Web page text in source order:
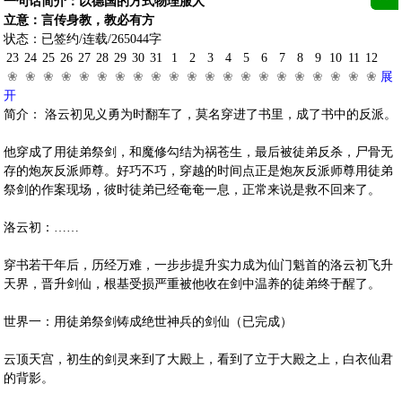
立意：言传身教，教必有方
状态：已签约/连载/265044字
23
❀
24
❀
25
❀
26
❀
27
❀
28
❀
29
❀
30
❀
31
❀
1
❀
2
❀
3
❀
4
❀
5
❀
6
❀
7
❀
8
❀
9
❀
10
❀
11
❀
12
❀ 展
开
简介： 洛云初见义勇为时翻车了，莫名穿进了书里，成了书中的反派。
他穿成了用徒弟祭剑，和魔修勾结为祸苍生，最后被徒弟反杀，尸骨无
存的炮灰反派师尊。好巧不巧，穿越的时间点正是炮灰反派师尊用徒弟
祭剑的作案现场，彼时徒弟已经奄奄一息，正常来说是救不回来了。
洛云初：……
穿书若干年后，历经万难，一步步提升实力成为仙门魁首的洛云初飞升
天界，晋升剑仙，根基受损严重被他收在剑中温养的徒弟终于醒了。
世界一：用徒弟祭剑铸成绝世神兵的剑仙（已完成）
云顶天宫，初生的剑灵来到了大殿上，看到了立于大殿之上，白衣仙君
的背影。